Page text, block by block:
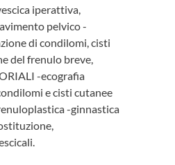
iperattiva,
pelvico -
di condilomi, cisti
del frenulo breve,
-ecografia
e cisti cutanee
-ginnastica